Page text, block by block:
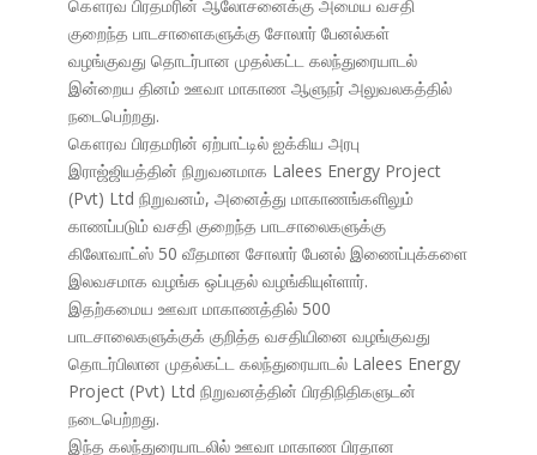
கௌரவ பிரதமரின் ஆலோசனைக்கு அமைய வசதி
குறைந்த பாடசாளைகளுக்கு சோலார் பேனல்கள்
வழங்குவது தொடர்பான முதல்கட்ட கலந்துரையாடல்
இன்றைய தினம் ஊவா மாகாண ஆளுநர் அலுவலகத்தில்
நடைபெற்றது.
கௌரவ பிரதமரின் ஏற்பாட்டில் ஐக்கிய அரபு
இராஜ்ஜியத்தின் நிறுவனமாக Lalees Energy Project
(Pvt) Ltd நிறுவனம், அனைத்து மாகாணங்களிலும்
காணப்படும் வசதி குறைந்த பாடசாலைகளுக்கு
கிலோவாட்ஸ் 50 வீதமான சோலார் பேனல் இணைப்புக்களை
இலவசமாக வழங்க ஒப்புதல் வழங்கியுள்ளார்.
இதற்கமைய ஊவா மாகாணத்தில் 500
பாடசாலைகளுக்குக் குறித்த வசதியினை வழங்குவது
தொடர்பிலான முதல்கட்ட கலந்துரையாடல் Lalees Energy
Project (Pvt) Ltd நிறுவனத்தின் பிரதிநிதிகளுடன்
நடைபெற்றது.
இந்த கலந்துரையாடலில் ஊவா மாகாண பிரதான